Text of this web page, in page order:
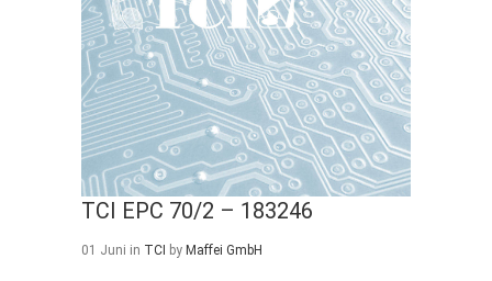
TCI EPC 70/2 – 183246
01 Juni in TCI by Maffei GmbH